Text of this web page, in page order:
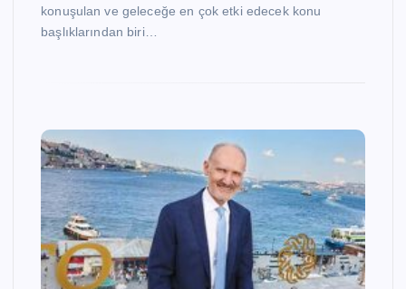
konuşulan ve geleceğe en çok etki edecek konu
başlıklarından biri…